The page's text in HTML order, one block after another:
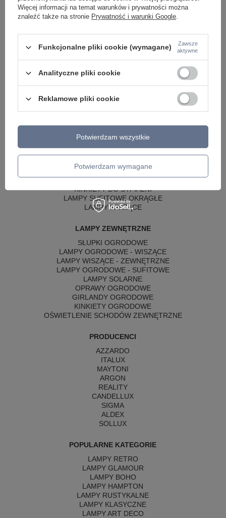
KINKIETY NAD LUSTRO
ŻYRANDOLE
LAMPY WISZĄCE CZARNE
LAMPY WISZĄCE - OKRĘGI
KINKIETY DO SYPIALNI
LAMPY SUFITOWE OKRĄGŁE
LAMPY WISZĄCE
LAMPY ZEWNĘTRZNE
SŁUPKI OGRODOWE
LAMPY OGRODOWE - WISZĄCE
LAMPY WISZĄCE - ZEWNĘTRZNE
LAMPY OGRODOWE - SUFITOWE
LAMPY SOLARNE
OPRAWY OGRODOWE
GIRLANDY OGRODOWE
KINKIETY OGRODOWE
OŚWIETLENIE SCHODÓW ZEWNĘTRZNE
PRODUCENCI
AZZARDO
ITALUX
MAYTONI
ARGON
REALITY
CANDELLUX
SIGMA
ALDEX
SOLLUX
POPULARNE KATEGORIE
LAMPY RETRO
LAMPY GLAMOUR
LAMPY BOHO
LAMPY HAMPTON
LAMPY RUSTYKALNE
LAMPY KLASYCZNE
LAMPY ART DECO
Więcej informacji na temat warunków i prywatności można
znaleźć także na stronie Prywatność i warunki Google.
Funkcjonalne pliki cookie (wymagane)
Zawsze
aktywne
Analityczne pliki cookie
Reklamowe pliki cookie
Potwierdzam wymagane
Potwierdzam wszystkie